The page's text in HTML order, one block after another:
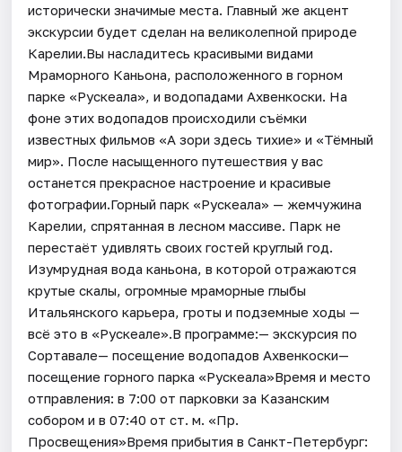
исторически значимые места. Главный же акцент
экскурсии будет сделан на великолепной природе
Карелии.Вы насладитесь красивыми видами
Мраморного Каньона, расположенного в горном
парке «Рускеала», и водопадами Ахвенкоски. На
фоне этих водопадов происходили съёмки
известных фильмов «А зори здесь тихие» и «Тёмный
мир». После насыщенного путешествия у вас
останется прекрасное настроение и красивые
фотографии.Горный парк «Рускеала» — жемчужина
Карелии, спрятанная в лесном массиве. Парк не
перестаёт удивлять своих гостей круглый год.
Изумрудная вода каньона, в которой отражаются
крутые скалы, огромные мраморные глыбы
Итальянского карьера, гроты и подземные ходы —
всё это в «Рускеале».В программе:— экскурсия по
Сортавале— посещение водопадов Ахвенкоски—
посещение горного парка «Рускеала»Время и место
отправления: в 7:00 от парковки за Казанским
собором и в 07:40 от ст. м. «Пр.
Просвещения»Время прибытия в Санкт-Петербург: